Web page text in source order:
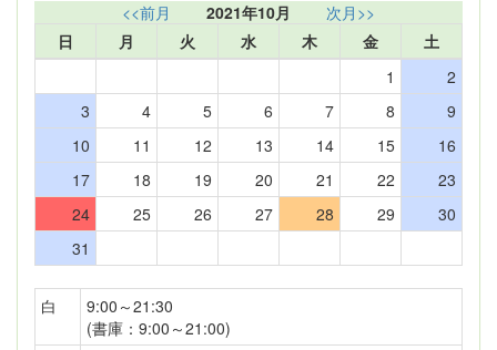
<<前月 2021年10月
次月>>
日
月 火 水 木 金
土
1
2
3
4 5 6 7 8
9
10
11 12 13 14 15
16
17
18 19 20 21 22
23
24
25 26 27 28 29
30
31
白
9:00～21:30
(書庫：9:00～21:00)